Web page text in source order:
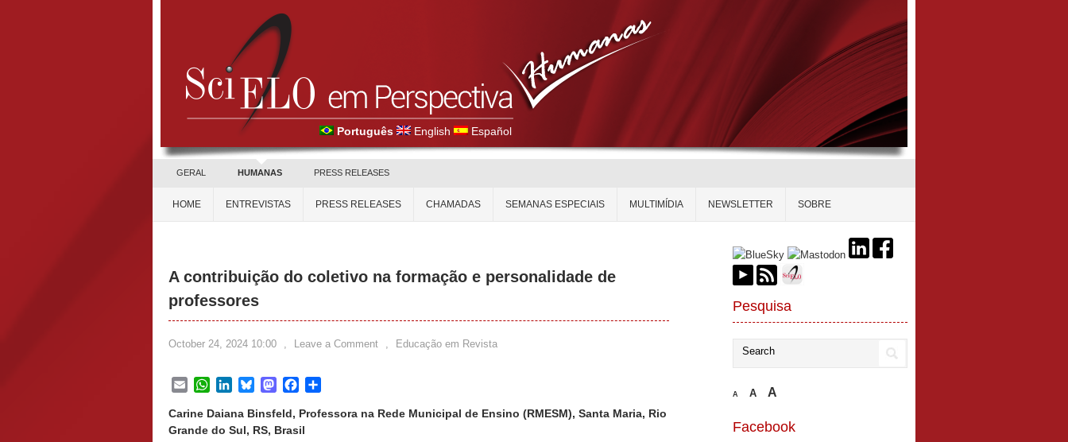
Português English Español
GERAL HUMANAS PRESS RELEASES
HOME ENTREVISTAS PRESS RELEASES CHAMADAS SEMANAS ESPECIAIS MULTIMÍDIA NEWSLETTER SOBRE
A contribuição do coletivo na formação e personalidade de
professores
October 24, 2024 10:00 , Leave a Comment , Educação em Revista
EmailWhatsApp
LinkedInBlueskyMastodonFacebook
Carine Daiana Binsfeld, Professora na Rede Municipal de Ensino (RMESM), Santa Maria, Rio
Grande do Sul, RS, Brasil
Pesquisa
A A A
Facebook